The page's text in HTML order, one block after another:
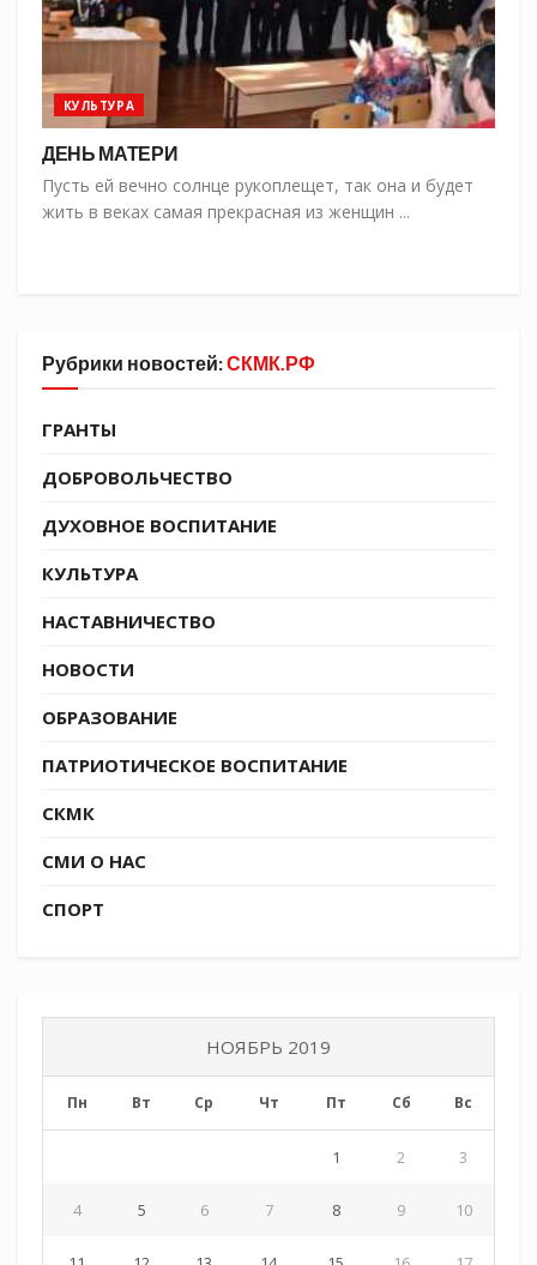
КУЛЬТУРА
ДЕНЬ МАТЕРИ
Пусть ей вечно солнце рукоплещет, так она и будет
жить в веках самая прекрасная из женщин ...
Рубрики новостей:СКМК.РФ
ГРАНТЫ
ДОБРОВОЛЬЧЕСТВО
ДУХОВНОЕ ВОСПИТАНИЕ
КУЛЬТУРА
НАСТАВНИЧЕСТВО
НОВОСТИ
ОБРАЗОВАНИЕ
ПАТРИОТИЧЕСКОЕ ВОСПИТАНИЕ
СКМК
СМИ О НАС
СПОРТ
НОЯБРЬ 2019
Пн Вт Ср Чт Пт Сб Вс
1 2 3
4 5 6 7 8 9 10